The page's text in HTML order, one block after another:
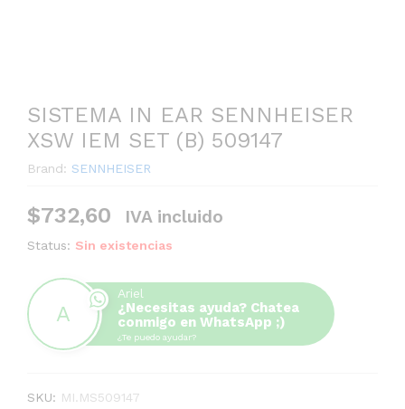
SISTEMA IN EAR SENNHEISER
XSW IEM SET (B) 509147
Brand: SENNHEISER
$732,60 IVA incluido
Status: Sin existencias
Ariel
¿Necesitas ayuda? Chatea
conmigo en WhatsApp ;)
¿Te puedo ayudar?
SKU: MI.MS509147